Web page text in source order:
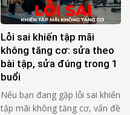
Lỗi sai khiến tập mãi
không tăng cơ: sửa theo
bài tập, sửa đúng trong 1
buổi
Nếu bạn đang gặp lỗi sai khiến
tập mãi không tăng cơ, vấn đề